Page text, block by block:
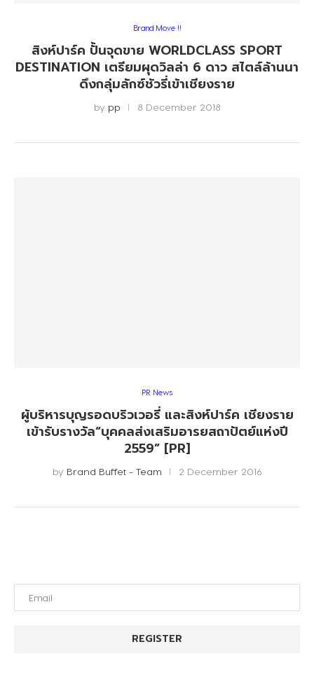
Brand Move !!
สิงห์ปาร์ค ปั้นจุดขาย WORLDCLASS SPORT
DESTINATION เตรียมผุดวิลล่า 6 ดาว สไตล์ล้านนา
ดึงกลุ่มลักซ์ชัวรี่เข้าเชียงราย
by pp 8 December 2018
PR News
ผู้บริหารบุญรอดบริวเวอรี่ และสิงห์ปาร์ค เชียงราย
เข้ารับรางวัล“บุคคลส่งเสริมอารยสถาปัตย์แห่งปี
2559” [PR]
by Brand Buffet - Team 2 December 2016